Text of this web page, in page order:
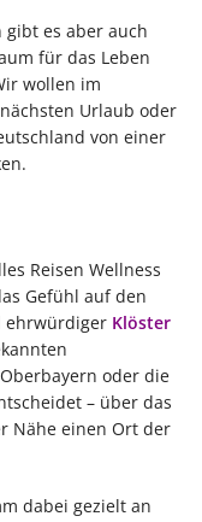
es aber auch
für das Leben
wollen im
Urlaub oder
von einer
Reisen Wellness
Gefühl auf den
ehrwürdiger Klöster
oder die
– über das
Nähe einen Ort der
dabei gezielt an